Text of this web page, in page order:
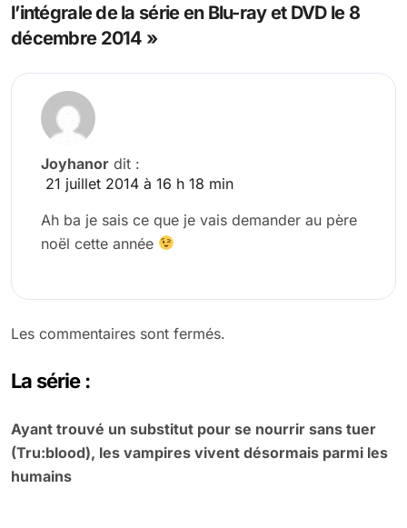
l’intégrale de la série en Blu-ray et DVD le 8
décembre 2014 »
Joyhanor dit :
21 juillet 2014 à 16 h 18 min
Ah ba je sais ce que je vais demander au père
noël cette année
Les commentaires sont fermés.
La série :
Ayant trouvé un substitut pour se nourrir sans tuer
(Tru:blood), les vampires vivent désormais parmi les
humains